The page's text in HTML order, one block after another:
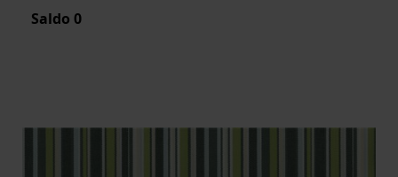
Saldo 0